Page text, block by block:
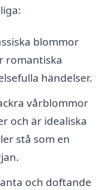
blommor
romantiska
händelser.
vårblommor
och är idealiska
stå som en
och doftande